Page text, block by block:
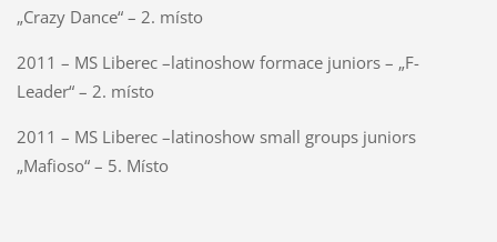
„Crazy Dance“ – 2. místo
2011 – MS Liberec –latinoshow formace juniors – „F-
Leader“ – 2. místo
2011 – MS Liberec –latinoshow small groups juniors
„Mafioso“ – 5. Místo